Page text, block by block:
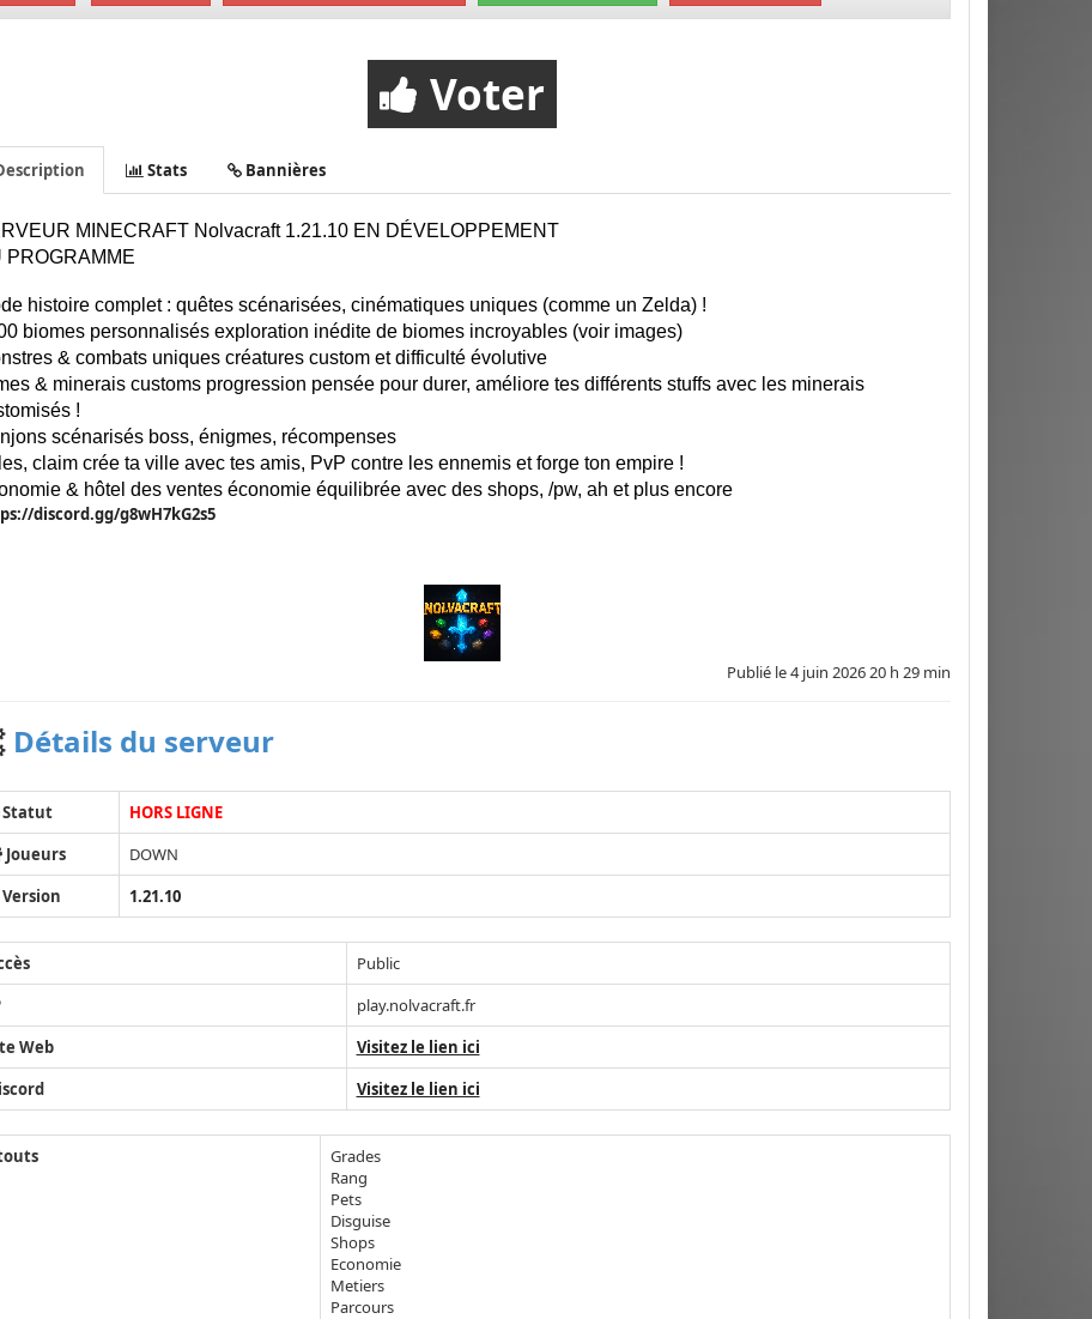
Voter
Stats Bannières
MINECRAFT Nolvacraft 1.21.10 EN DÉVELOPPEMENT
PROGRAMME
histoire complet : quêtes scénarisées, cinématiques uniques (comme un Zelda) !
biomes personnalisés exploration inédite de biomes incroyables (voir images)
& combats uniques créatures custom et difficulté évolutive
& minerais customs progression pensée pour durer, améliore tes différents stuffs avec les minerais
!
scénarisés boss, énigmes, récompenses
claim crée ta ville avec tes amis, PvP contre les ennemis et forge ton empire !
& hôtel des ventes économie équilibrée avec des shops, /pw, ah et plus encore
discord.gg/g8wH7kG2s5
Publié le4 juin 2026 20 h 29 min
Détails du serveur
HORS LIGNE
Joueurs
DOWN
1.21.10
Public
play.nolvacraft.fr
Web
Visitez le lien ici
Visitez le lien ici
Grades
Rang
Pets
Disguise
Shops
Economie
Metiers
Parcours